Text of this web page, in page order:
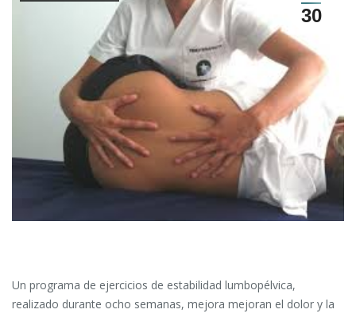
30
Un programa de ejercicios de estabilidad lumbopélvica,
realizado durante ocho semanas, mejora mejoran el dolor y la